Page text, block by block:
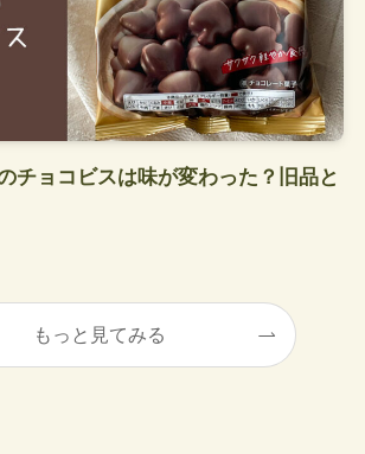
チョコビスは味が変わった？旧品と
もっと見てみる